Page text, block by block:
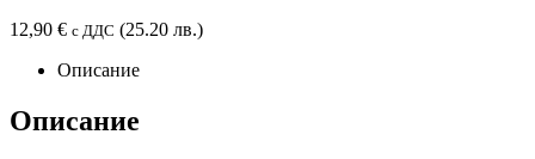
12,90 € с ДДС (25.20 лв.)
Описание
Описание